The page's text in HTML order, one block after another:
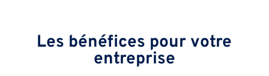
Les bénéfices pour votre
entreprise